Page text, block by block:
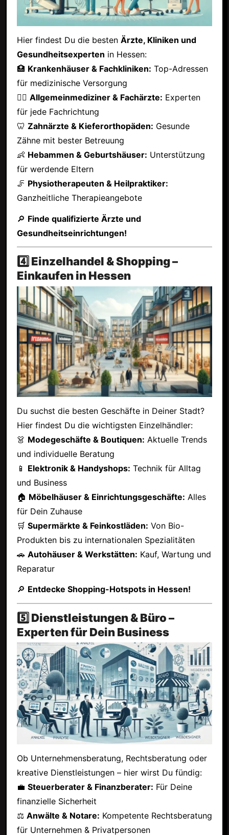
Hier findest Du die besten Ärzte, Kliniken und
Gesundheitsexperten in Hessen:
🏥 Krankenhäuser & Fachkliniken: Top-Adressen
für medizinische Versorgung
👩‍⚕️ Allgemeinmediziner & Fachärzte: Experten
für jede Fachrichtung
🦷 Zahnärzte & Kieferorthopäden: Gesunde
Zähne mit bester Betreuung
👶 Hebammen & Geburtshäuser: Unterstützung
für werdende Eltern
🦵 Physiotherapeuten & Heilpraktiker:
Ganzheitliche Therapieangebote
🔎 Finde qualifizierte Ärzte und
Gesundheitseinrichtungen!
4️⃣ Einzelhandel & Shopping –
Einkaufen in Hessen
Du suchst die besten Geschäfte in Deiner Stadt?
Hier findest Du die wichtigsten Einzelhändler:
👗 Modegeschäfte & Boutiquen: Aktuelle Trends
und individuelle Beratung
📱 Elektronik & Handyshops: Technik für Alltag
und Business
🏠 Möbelhäuser & Einrichtungsgeschäfte: Alles
für Dein Zuhause
🛒 Supermärkte & Feinkostläden: Von Bio-
Produkten bis zu internationalen Spezialitäten
🚗 Autohäuser & Werkstätten: Kauf, Wartung und
Reparatur
🔎 Entdecke Shopping-Hotspots in Hessen!
5️⃣ Dienstleistungen & Büro –
Experten für Dein Business
Ob Unternehmensberatung, Rechtsberatung oder
kreative Dienstleistungen – hier wirst Du fündig:
💼 Steuerberater & Finanzberater: Für Deine
finanzielle Sicherheit
⚖ Anwälte & Notare: Kompetente Rechtsberatung
für Unternehmen & Privatpersonen